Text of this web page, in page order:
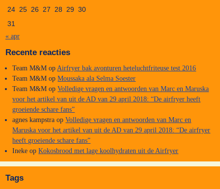
24 25 26 27 28 29 30
31
« apr
Recente reacties
Team M&M op Airfryer bak avonturen heteluchtfriteuse test 2016
Team M&M opMoussaka ala Selma Soester
Team M&M opVolledige vragen en antwoorden van Marc en Maruska
voor het artikel van uit de AD van 29 april 2018: “De airfryer heeft
groeiende schare fans”
agnes kampstra opVolledige vragen en antwoorden van Marc en
Maruska voor het artikel van uit de AD van 29 april 2018: “De airfryer
heeft groeiende schare fans”
Ineke opKokosbrood met lage koolhydraten uit de Airfryer
Tags